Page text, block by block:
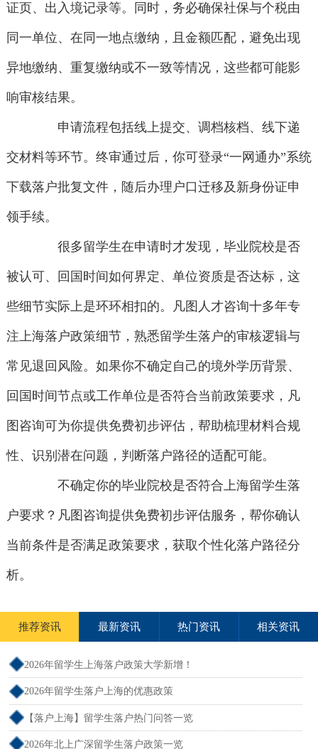
证页、出入境记录等。同时，务必确保社保与个税由
同一单位、在同一地点缴纳，且金额匹配，避免出现
异地缴纳、重复缴纳或不一致等情况，这些都可能影
响审核结果。
申请流程包括线上提交、调档核档、线下递
交材料等环节。终审通过后，你可登录“一网通办”系统
下载落户批复文件，随后办理户口迁移及新身份证申
领手续。
很多留学生在申请时才发现，毕业院校是否
被认可、回国时间如何界定、单位资质是否达标，这
些细节实际上是环环相扣的。凡图人才咨询十多年专
注上海落户政策细节，熟悉留学生落户的审核逻辑与
常见退回风险。如果你不确定自己的境外学历背景、
回国时间节点或工作单位是否符合当前政策要求，凡
图咨询可为你提供免费初步评估，帮助梳理材料合规
性、识别潜在问题，判断落户路径的适配可能。
不确定你的毕业院校是否符合上海留学生落
户要求？凡图咨询提供免费初步评估服务，帮你确认
当前条件是否满足政策要求，获取个性化落户路径分
析。
推荐资讯 最新资讯 热门资讯 相关资讯
2026年留学生上海落户政策大学新增！
2026年留学生落户上海的优惠政策
【落户上海】留学生落户热门问答一览
2026年北上广深留学生落户政策一览